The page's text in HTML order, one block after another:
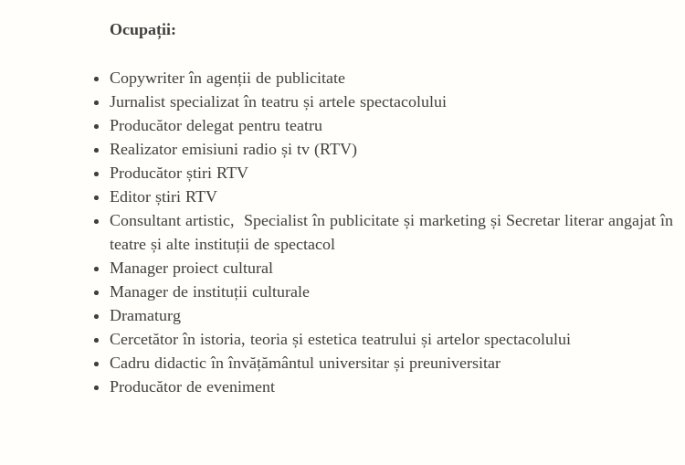
Ocupații:
Copywriter în agenții de publicitate
Jurnalist specializat în teatru și artele spectacolului
Producător delegat pentru teatru
Realizator emisiuni radio și tv (RTV)
Producător știri RTV
Editor știri RTV
Consultant artistic, Specialist în publicitate și marketing și Secretar literar angajat în
teatre și alte instituții de spectacol
Manager proiect cultural
Manager de instituții culturale
Dramaturg
Cercetător în istoria, teoria și estetica teatrului și artelor spectacolului
Cadru didactic în învățământul universitar și preuniversitar
Producător de eveniment